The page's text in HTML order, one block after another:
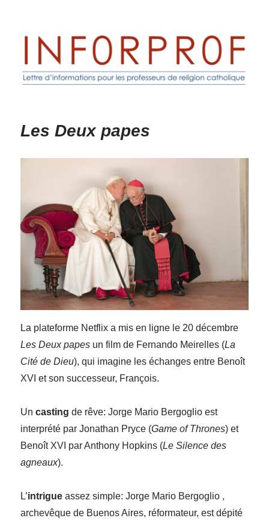
Inforprof
Les Deux papes
La plateforme Netflix a mis en ligne le 20 décembre
Les Deux papes un film de Fernando Meirelles (La
Cité de Dieu), qui imagine les échanges entre Benoît
XVI et son successeur, François.
Uncasting de rêve: Jorge Mario Bergoglio est
interprété par Jonathan Pryce (Game of Thrones) et
Benoît XVI par Anthony Hopkins (Le Silence des
agneaux).
L’intrigue assez simple: Jorge Mario Bergoglio ,
archevêque de Buenos Aires, réformateur, est dépité